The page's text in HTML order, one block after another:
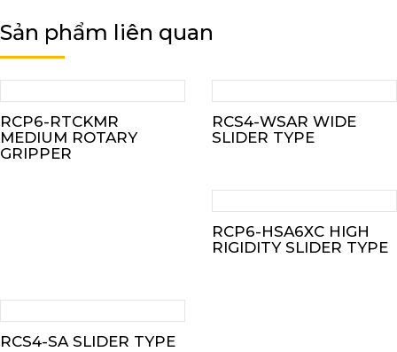
Sản phẩm liên quan
RCP6-RTCKMR
MEDIUM ROTARY
GRIPPER
RCS4-WSAR WIDE
SLIDER TYPE
RCP6-HSA6XC HIGH
RIGIDITY SLIDER TYPE
RCS4-SA SLIDER TYPE